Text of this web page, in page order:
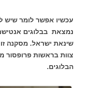
עכשיו אפשר לומר שיש
נמצאת בבלוגים
שינאת ישראל. מסקנה
צוות בראשות פרופסור
הבלוגים.